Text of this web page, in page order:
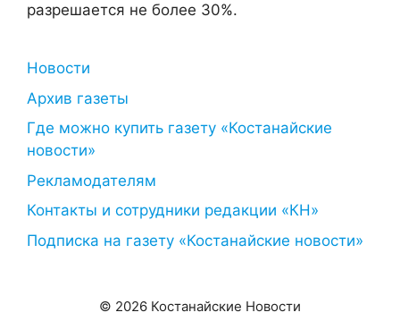
разрешается не более 30%.
Новости
Архив газеты
Где можно купить газету «Костанайские
новости»
Рекламодателям
Контакты и сотрудники редакции «КН»
Подписка на газету «Костанайские новости»
© 2026 Костанайские Новости